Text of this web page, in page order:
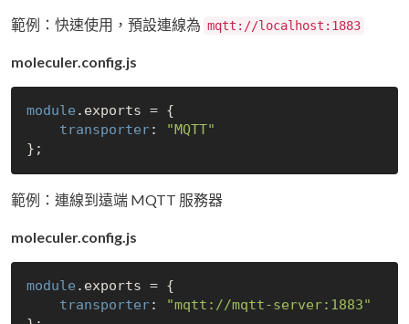
範例：快速使用，預設連線為 mqtt://localhost:1883
moleculer.config.js
module .exports = {
transporter:
"MQTT"
範例：連線到遠端 MQTT 服務器
moleculer.config.js
module .exports = {
transporter:
"mqtt://mqtt-server:1883"